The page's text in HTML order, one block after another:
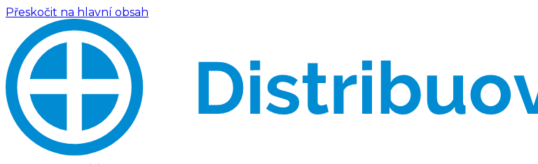
Přeskočit na hlavní obsah